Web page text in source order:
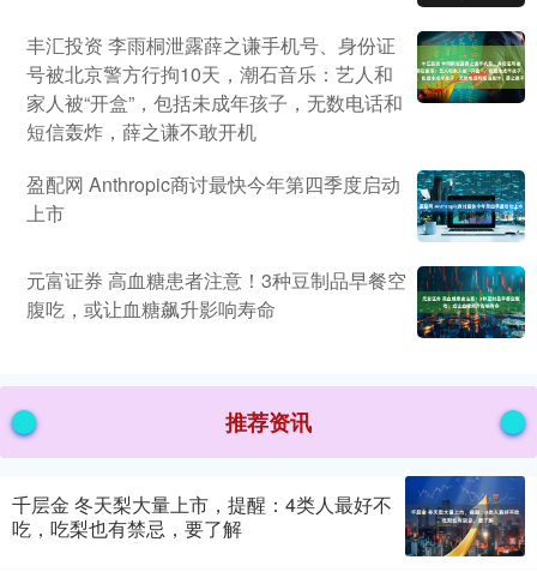
丰汇投资 李雨桐泄露薛之谦手机号、身份证
号被北京警方行拘10天，潮石音乐：艺人和
家人被“开盒”，包括未成年孩子，无数电话和
短信轰炸，薛之谦不敢开机
盈配网 Anthropic商讨最快今年第四季度启动
上市
元富证券 高血糖患者注意！3种豆制品早餐空
腹吃，或让血糖飙升影响寿命
推荐资讯
千层金 冬天梨大量上市，提醒：4类人最好不
吃，吃梨也有禁忌，要了解